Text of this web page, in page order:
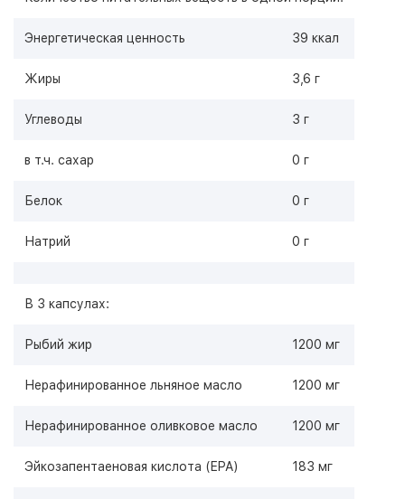
Энергетическая ценность 39 ккал
Жиры 3,6 г
Углеводы 3 г
в т.ч. сахар 0 г
Белок 0 г
Натрий 0 г
В 3 капсулах:
Рыбий жир 1200 мг
Нерафинированное льняное масло 1200 мг
Нерафинированное оливковое масло 1200 мг
Эйкозапентаеновая кислота (EPA) 183 мг